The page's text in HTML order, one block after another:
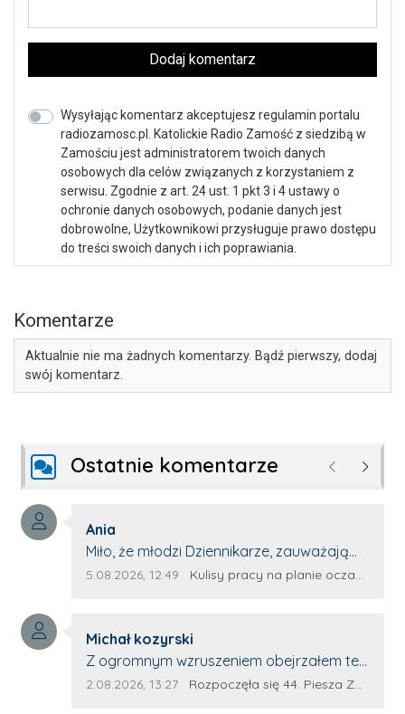
Dodaj komentarz
Wysyłając komentarz akceptujesz regulamin portalu
radiozamosc.pl. Katolickie Radio Zamość z siedzibą w
Zamościu jest administratorem twoich danych
osobowych dla celów związanych z korzystaniem z
serwisu. Zgodnie z art. 24 ust. 1 pkt 3 i 4 ustawy o
ochronie danych osobowych, podanie danych jest
dobrowolne, Użytkownikowi przysługuje prawo dostępu
do treści swoich danych i ich poprawiania.
Komentarze
Aktualnie nie ma żadnych komentarzy. Bądź pierwszy, dodaj
swój komentarz.
Ostatnie komentarze Poprzednie
Autor komentarza:
Ania
Treść komentarza:
Miło, że młodzi Dziennikarze, zauważają
młode talenty, które dopiero wkraczają
z nim wywiad, który przeprowadzi Pan
Artur.
Data dodania komentarza:
5.08.2026, 12:49 Źródło komentarza:
Kulisy pracy na planie oczami młodego filmowca
Autor komentarza:
Michał kozyrski
Treść komentarza:
Z ogromnym wzruszeniem obejrzałem ten
materiał. ❤️ Jestem naprawdę dumny z
Data dodania komentarza:
2.08.2026, 13:27 Źródło komentarza:
Rozpoczęła się 44. Piesza Zamojsko-Lubaczowska Pielgrzymka na Jasną Górę!